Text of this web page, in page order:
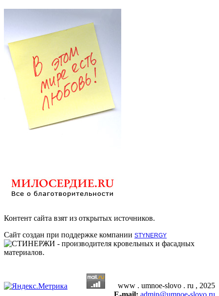
Контент сайта взят из открытых источников.
Сайт создан при поддержке компании STYNERGY
- производителя кровельных и фасадных
материалов.
www . umnoe-slovo . ru , 2025